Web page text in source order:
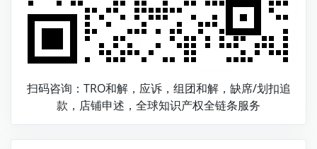
扫码咨询：TRO和解，应诉，组团和解，缺席/划扣追
款，店铺申述，全球知识产权全链条服务